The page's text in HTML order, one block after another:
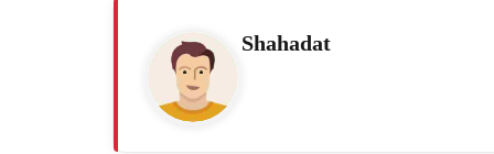
Shahadat